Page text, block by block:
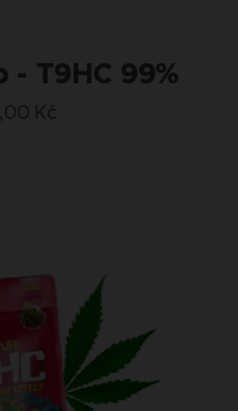
- T9HC 99%
Kč